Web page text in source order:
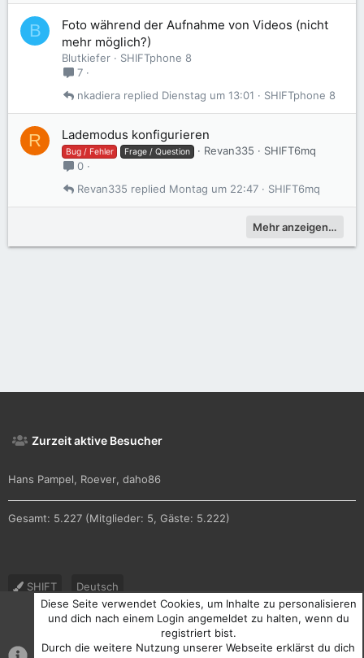
B
Foto während der Aufnahme von Videos (nicht
mehr möglich?)
Blutkiefer
SHIFTphone 8
7
SHIFTphone 8
Dienstag um 13:01
nkadiera
R Lademodus konfigurieren
Bug / Fehler Frage / Question Revan335
SHIFT6mq
0
SHIFT6mq
Montag um 22:47
Revan335
Mehr anzeigen…
Zurzeit aktive Besucher
Hans Pampel Roever daho86
Gesamt: 5.227 (Mitglieder: 5, Gäste: 5.222)
SHIFT
Deutsch
Nutzungsbedingungen
Datenschutz Hilfe und Impressum
S
Diese Seite verwendet Cookies, um Inhalte zu personalisieren
und dich nach einem Login angemeldet zu halten, wenn du
registriert bist.
Durch die weitere Nutzung unserer Webseite erklärst du dich